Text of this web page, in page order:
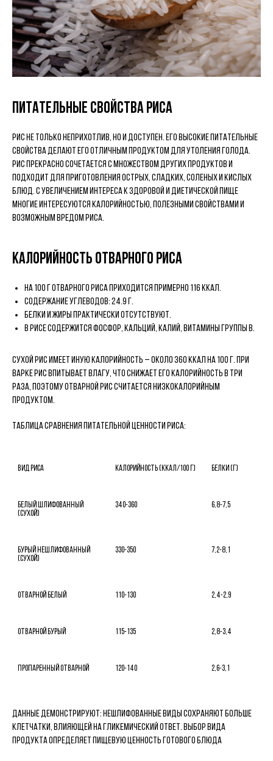
Питательные свойства риса
Рис не только неприхотлив, но и доступен. Его высокие питательные
свойства делают его отличным продуктом для утоления голода.
Рис прекрасно сочетается с множеством других продуктов и
подходит для приготовления острых, сладких, соленых и кислых
блюд. С увеличением интереса к здоровой и диетической пище
многие интересуются калорийностью, полезными свойствами и
возможным вредом риса.
Калорийность отварного риса
На 100 г отварного риса приходится примерно 116 ккал.
Содержание углеводов: 24.9 г.
Белки и жиры практически отсутствуют.
В рисе содержится фосфор, кальций, калий, витамины группы B.
Сухой рис имеет иную калорийность – около 360 ккал на 100 г. При
варке рис впитывает влагу, что снижает его калорийность в три
раза, поэтому отварной рис считается низкокалорийным
продуктом.
Таблица сравнения питательной ценности риса:
Вид риса Калорийность (ккал/100 г) Белки (г)
Белый шлифованный
(сухой)
340-360 6,8-7,5
Бурый нешлифованный
(сухой)
330-350 7,2-8,1
Отварной белый 110-130 2,4-2,9
Отварной бурый 115-135 2,8-3,4
Пропаренный отварной 120-140 2,6-3,1
Данные демонстрируют: нешлифованные виды сохраняют больше
клетчатки, влияющей на гликемический ответ. Выбор вида
продукта определяет пищевую ценность готового блюда